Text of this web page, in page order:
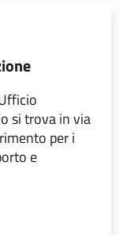
si trova in via
per i
e